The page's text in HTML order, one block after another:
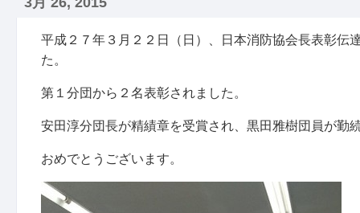
平成２７年３月２２日（日）、日本消防協会長表彰伝
た。
第１分団から２名表彰されました。
安田淳分団長が精績章を受賞され、黒田雅樹団員が勤
おめでとうございます。